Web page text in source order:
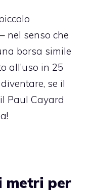
nel senso che
borsa simile
all’uso in 25
se il
Paul Cayard
metri per